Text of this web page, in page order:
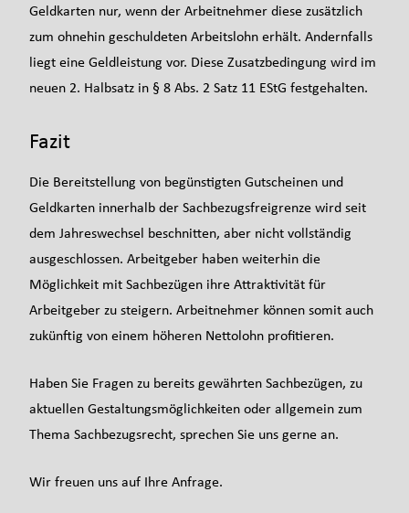
Geldkarten nur, wenn der Arbeitnehmer diese zusätzlich
zum ohnehin geschuldeten Arbeitslohn erhält. Andernfalls
liegt eine Geldleistung vor. Diese Zusatzbedingung wird im
neuen 2. Halbsatz in § 8 Abs. 2 Satz 11 EStG festgehalten.
Fazit
Die Bereitstellung von begünstigten Gutscheinen und
Geldkarten innerhalb der Sachbezugsfreigrenze wird seit
dem Jahreswechsel beschnitten, aber nicht vollständig
ausgeschlossen. Arbeitgeber haben weiterhin die
Möglichkeit mit Sachbezügen ihre Attraktivität für
Arbeitgeber zu steigern. Arbeitnehmer können somit auch
zukünftig von einem höheren Nettolohn profitieren.
Haben Sie Fragen zu bereits gewährten Sachbezügen, zu
aktuellen Gestaltungsmöglichkeiten oder allgemein zum
Thema Sachbezugsrecht, sprechen Sie uns gerne an.
Wir freuen uns auf Ihre Anfrage.